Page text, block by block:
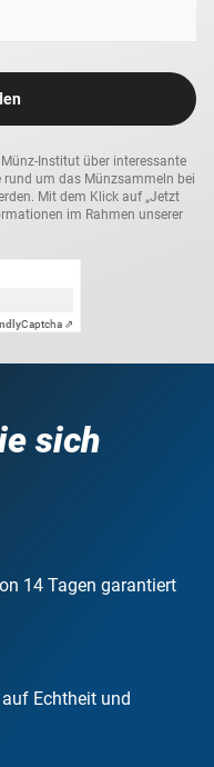
Insgesamt erhielt der
mm
Institut über interessante
rund um das Münzsammeln bei
Mit dem Klick auf „Jetzt
im Rahmen unserer
Captcha ⇗
sich
14 Tagen garantiert
Echtheit und